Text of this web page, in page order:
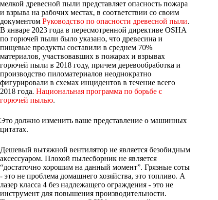
мелкой древесной пыли представляет опасность пожара
и взрыва на рабочих местах, в соответствии со своим
документом Руководство по опасности древесной пыли.
В январе 2023 года в пересмотренной директиве OSHA
по горючей пыли было указано, что древесина и
пищевые продукты составили в среднем 70%
материалов, участвовавших в пожарах и взрывах
горючей пыли в 2018 году, причем деревообработка и
производство пиломатериалов неоднократно
фигурировали в схемах инцидентов в течение всего
2018 года. Национальная программа по борьбе с
горючей пылью.
Это должно изменить ваше представление о машинных
цитатах.
Дешевый вытяжной вентилятор не является безобидным
аксессуаром. Плохой пылесборник не является
“достаточно хорошим на данный момент”. Грязные соты
- это не проблема домашнего хозяйства, это топливо. А
лазер класса 4 без надлежащего ограждения - это не
инструмент для повышения производительности.